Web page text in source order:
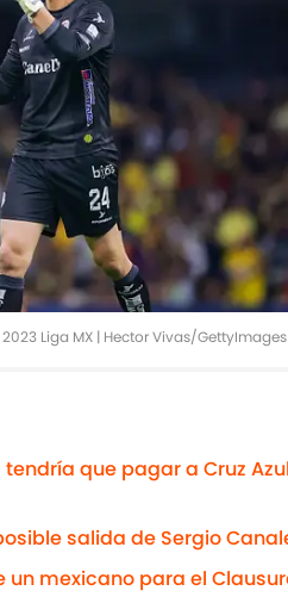
Liga MX | Hector Vivas/GettyImages
que pagar a Cruz
salida de Sergio
mexicano para el